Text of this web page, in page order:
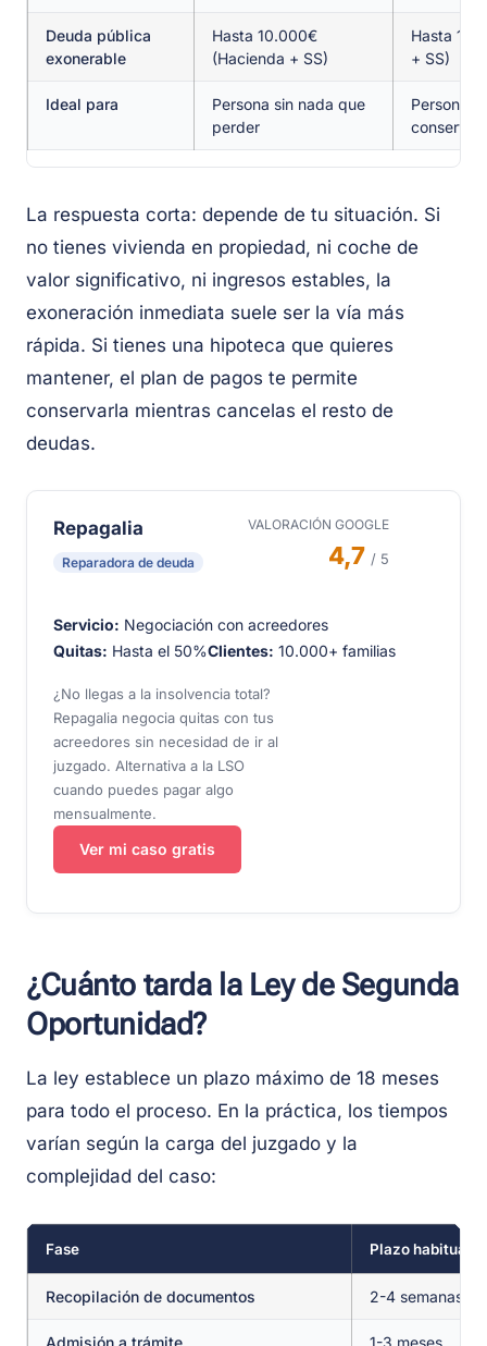
Deuda pública
exonerable
Hasta 10.000€
(Hacienda + SS)
Hasta
+ SS)
Ideal para
Persona sin nada que
perder
Persona
conservar
La respuesta corta: depende de tu situación. Si
no tienes vivienda en propiedad, ni coche de
valor significativo, ni ingresos estables, la
exoneración inmediata suele ser la vía más
rápida. Si tienes una hipoteca que quieres
mantener, el plan de pagos te permite
conservarla mientras cancelas el resto de
deudas.
Repagalia
Reparadora de deuda
VALORACIÓN GOOGLE
4,7 / 5
Servicio: Negociación con acreedores
Quitas: Hasta el 50%Clientes: 10.000+ familias
¿No llegas a la insolvencia total?
Repagalia negocia quitas con tus
acreedores sin necesidad de ir al
juzgado. Alternativa a la LSO
cuando puedes pagar algo
mensualmente.
Ver mi caso gratis
¿Cuánto tarda la Ley de Segunda
Oportunidad?
La ley establece un plazo máximo de 18 meses
para todo el proceso. En la práctica, los tiempos
varían según la carga del juzgado y la
complejidad del caso:
Fase Plazo habitual
Recopilación de documentos 2-4 semanas